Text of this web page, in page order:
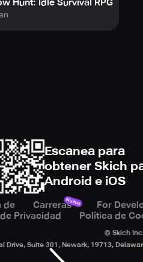
Escanea para
obtener Skich
Android e iOS
de CarrerasNuevo
For
Privacidad Política de
© Skich
Drive, Suite 301, Newark, 19713,